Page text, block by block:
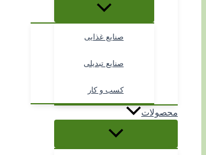
صنایع غذایی
صنایع تبدیلی
کسب و کار
محصولات